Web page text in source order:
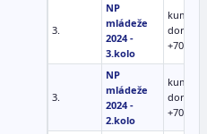
3.
NP
mládeže
2024 -
3.kolo
kumite
+70 kg
3.
NP
mládeže
2024 -
2.kolo
kumite
+70 kg